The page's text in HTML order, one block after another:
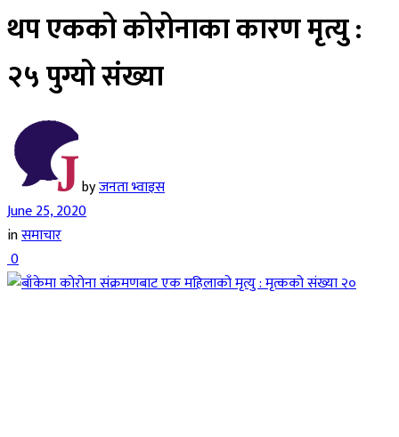
थप एकको कोरोनाका कारण मृत्यु :
२५ पुग्यो संख्या
byजनता भ्वाइस
June 25, 2020
inसमाचार
0